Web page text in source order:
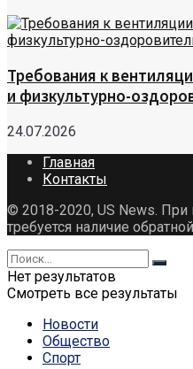
Требования к
и физкультурно-
24.07.2026
Главная
Контакты
© 2018-2020, US News. При
требуется наличие
Нет результатов
Смотреть все результаты
Новости
Общество
Спорт